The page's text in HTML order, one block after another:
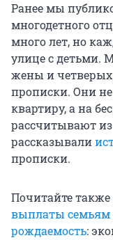
Ранее мы
многодетного
много лет, но
улице с детьми.
жены и четверых
прописки. Они не
квартиру, а на
рассчитывают
рассказывали
прописки.
Почитайте
выплаты семьям
рождаемость: